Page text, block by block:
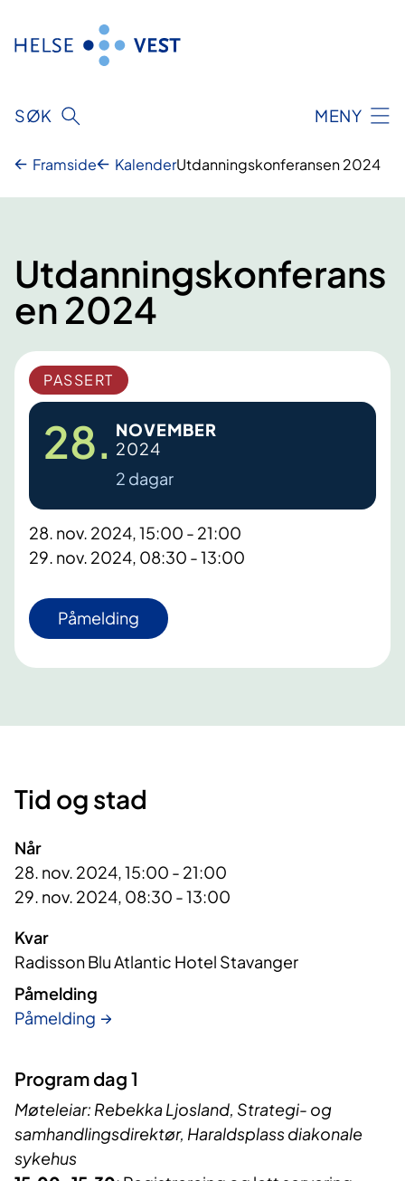
innhald
SØK MENY
Framside KalenderUtdanningskonferansen 2024
Utdanningskonferans
en 2024
PASSERT
28. NOVEMBER
2024
2 dagar
28. nov. 2024, 15:00 - 21:00
29. nov. 2024, 08:30 - 13:00
Påmelding
Tid og stad
Når
28. nov. 2024, 15:00 - 21:00
29. nov. 2024, 08:30 - 13:00
Kvar
Radisson Blu Atlantic Hotel Stavanger
Påmelding
Påmelding
Program dag 1
Møteleiar: Rebekka Ljosland, Strategi- og
samhandlingsdirektør, Haraldsplass diakonale
sykehus